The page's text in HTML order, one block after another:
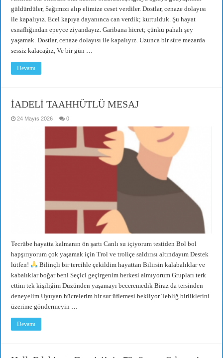
güldürdüler, Sağımızı alıp elimize ceset verdiler. Dostlar, cenaze dolayısı
ile kapalıyız. Ecel kapıya dayanınca can verdik; kurtulduk. Şu hayat
esnaflığından epeyce ziyandayız. Garibana hicret; çünkü pahalı şey
yaşamak. Dostlar, cenaze dolayısı ile kapalıyız. Uzunca bir süre mezarda
sessiz kalacağız, Ve bir gün …
Devamı
İADELİ TAAHHÜTLÜ MESAJ
24 Mayıs 2026 0
Tecrübe hayatta kalmanın ön şartı Canlı su içiyorum testiden Bol bol
hapşırıyorum çok yaşamak için Trol ve troliçe saldırısı altındayım Destek
lütfen!
Bilinçli bir tercihle çekildim hayattan Bilirsin kalabalıklar ve
kabalıklar boğar beni Seçici geçirgenim herkesi almıyorum Grupları terk
ettim tek kişiliğim Düzünden yaşamayı beceremedik Biraz da tersinden
deneyelim Uyuyan hücrelerim bir sur üflemesi bekliyor Tebliğ birliklerini
üzerime göndermeyin …
Devamı